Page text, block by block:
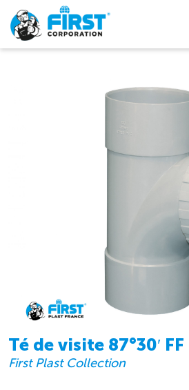
Té de visite 87°30′ FF
First Plast Collection